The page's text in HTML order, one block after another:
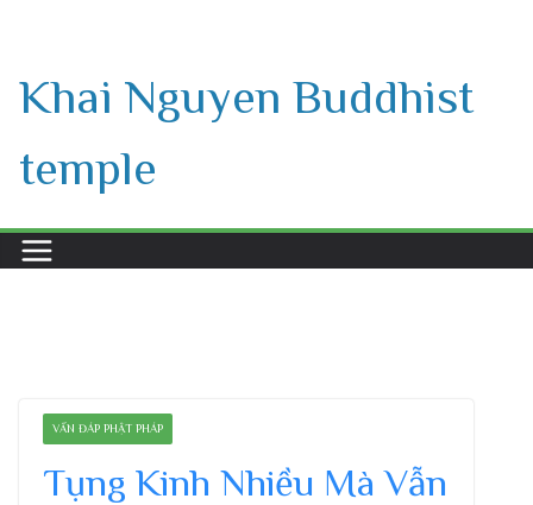
content
Khai Nguyen Buddhist
temple
VẤN ĐÁP PHẬT PHÁP
Tụng Kinh Nhiều Mà Vẫn